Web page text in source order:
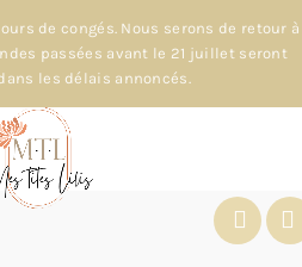
de congés. Nous serons de retour à
passées avant le 21 juillet seront
les délais annoncés.